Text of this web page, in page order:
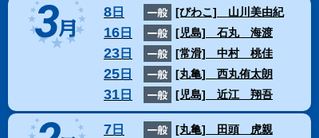
8日 [びわこ] 山川美由紀
16日 [児島] 石丸 海渡
23日 [常滑] 中村 桃佳
25日 [丸亀] 西丸侑太朗
31日 [児島] 近江 翔吾
7日 [丸亀] 田頭 虎親